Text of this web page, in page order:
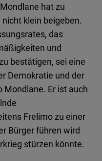
hat zu
klein beigeben.
das
und
bestätigen, sei eine
Demokratie und der
Mondlane. Er ist auch
Frelimo zu einer
Bürger führen wird
stürzen könnte.